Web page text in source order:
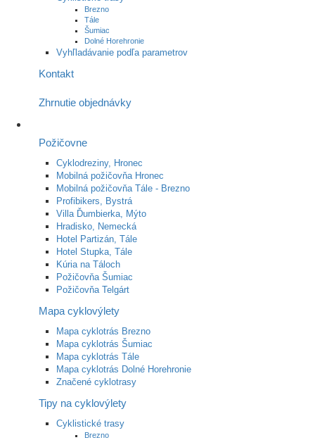
Brezno
Tále
Šumiac
Dolné Horehronie
Vyhľladávanie podľa parametrov
Kontakt
Zhrnutie objednávky
Požičovne
Cyklodreziny, Hronec
Mobilná požičovňa Hronec
Mobilná požičovňa Tále - Brezno
Profibikers, Bystrá
Villa Ďumbierka, Mýto
Hradisko, Nemecká
Hotel Partizán, Tále
Hotel Stupka, Tále
Kúria na Táloch
Požičovňa Šumiac
Požičovňa Telgárt
Mapa cyklovýlety
Mapa cyklotrás Brezno
Mapa cyklotrás Šumiac
Mapa cyklotrás Tále
Mapa cyklotrás Dolné Horehronie
Značené cyklotrasy
Tipy na cyklovýlety
Cyklistické trasy
Brezno